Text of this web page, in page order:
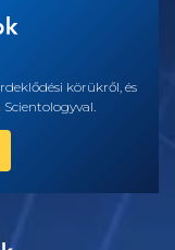
körükről, és